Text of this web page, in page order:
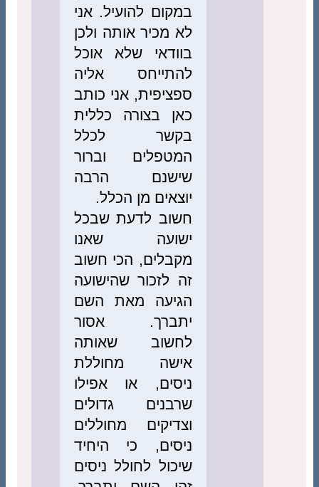
במקום להועיל. אני
לא מכיר אותה ולכן
בוודאי שלא אוכל
להתייחס אליה
ספציפית, אני כותב
כאן בצורה כללית
בקשר לכלל
המטפלים וברור
שישנם הרבה
יוצאים מן הכלל.
חשוב לדעת שבכל
ישועה שאנו
מקבלים, הכי חשוב
זה לזכור שהישועה
הגיעה מאת השם
יתברך. אסור
לחשוב שאותה
אישה מחוללת
ניסים, או אפילו
שרבנים גדולים
וצדיקים מחוללים
ניסים, כי היחיד
שיכול לחולל ניסים